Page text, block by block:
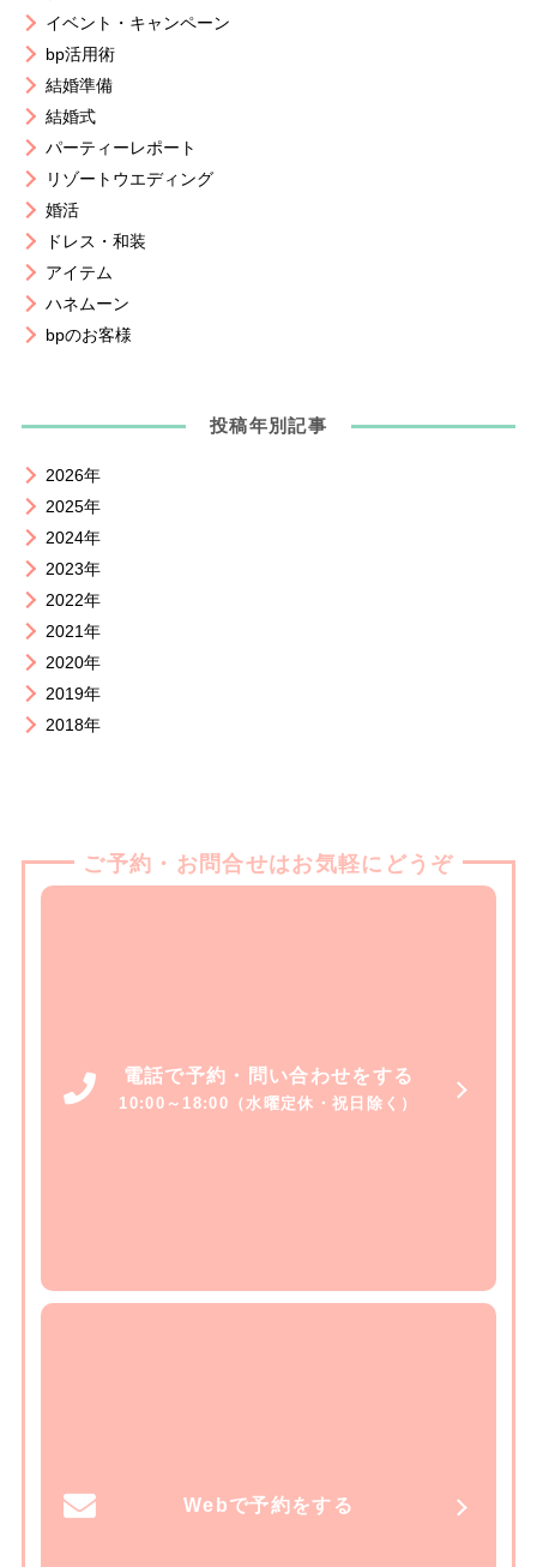
イベント・キャンペーン
bp活用術
結婚準備
結婚式
パーティーレポート
リゾートウエディング
婚活
ドレス・和装
アイテム
ハネムーン
bpのお客様
投稿年別記事
2026年
2025年
2024年
2023年
2022年
2021年
2020年
2019年
2018年
ご予約・お問合せはお気軽にどうぞ
電話で予約・問い合わせをする
10:00～18:00（水曜定休・祝日除く）
Webで予約をする